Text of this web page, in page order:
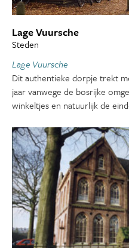
Lage Vuursche
Steden
Lage Vuursche
Dit authentieke dorpje trekt
jaar vanwege de bosrijke
winkeltjes en natuurlijk de